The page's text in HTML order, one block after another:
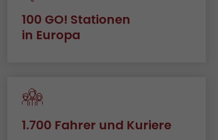
100 GO! Stationen
in Europa
1.700 Fahrer und Kuriere